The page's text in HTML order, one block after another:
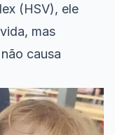
(HSV), ele
mas
causa